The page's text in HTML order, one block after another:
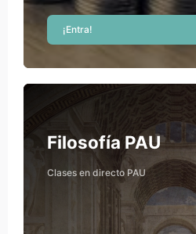
¡Entra!
Ricardo Hernández
Teacher
Rebecca Milaneschi
Teacher
Course image Filosofía PAU
Course image
Course name
Filosofía PAU
Clases en directo PAU